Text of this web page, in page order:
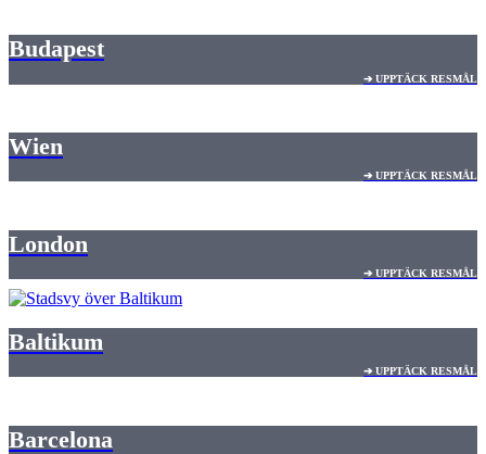
Budapest
➔ UPPTÄCK RESMÅL
Wien
➔ UPPTÄCK RESMÅL
London
➔ UPPTÄCK RESMÅL
Baltikum
➔ UPPTÄCK RESMÅL
Barcelona